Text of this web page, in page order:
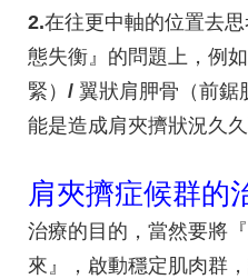
2.在往更中軸的位置去
態失衡』的問題上，例
緊） / 翼狀肩胛骨（前鋸
能是造成肩夾擠狀況久
肩夾擠症候群的
治療的目的，當然要將『
來』，啟動穩定肌肉群